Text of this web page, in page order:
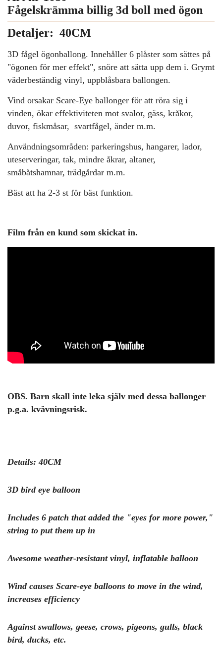
Fågelskrämma billig 3d boll med ögon
Detaljer: 40CM
3D fågel ögonballong. Innehåller 6 plåster som sättes på
"ögonen för mer effekt", snöre att sätta upp dem i. Grymt
väderbeständig vinyl, uppblåsbara ballongen.
Vind orsakar Scare-Eye ballonger för att röra sig i
vinden, ökar effektiviteten mot svalor, gäss, kråkor,
duvor, fiskmåsar, svartfågel, änder m.m.
Användningsområden: parkeringshus, hangarer, lador,
uteserveringar, tak, mindre åkrar, altaner,
småbåtshamnar, trädgårdar m.m.
Bäst att ha 2-3 st för bäst funktion.
Film från en kund som skickat in.
OBS. Barn skall inte leka själv med dessa ballonger
p.g.a. kvävningsrisk.
Details: 40CM
3D bird eye balloon
Includes 6 patch that added the "eyes for more power,"
string to put them up in
Awesome weather-resistant vinyl, inflatable balloon
Wind causes Scare-eye balloons to move in the wind,
increases efficiency
Against swallows, geese, crows, pigeons, gulls, black
bird, ducks, etc.